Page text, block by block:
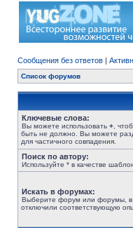
Сообщения без ответов |
Список форумов
Ключевые слова:
Вы можете использовать + ,
быть не должно. Вы можете
для частичного совпадения.
Поиск по автору:
Используйте * в качестве
Искать в форумах:
Выберите форум или форумы, в
отключили соответствующую